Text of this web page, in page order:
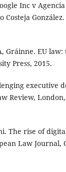
Inc v
Costeja
Gráinne. EU
Press, 2015.
executive
Review,
The rise of
Law Journal,